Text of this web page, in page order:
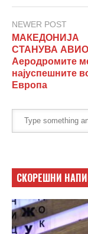
NEWER POST
МАКЕДОНИЈА
СТАНУВА
Аеродромите
најуспешните
Европа
СКОРЕШНИ